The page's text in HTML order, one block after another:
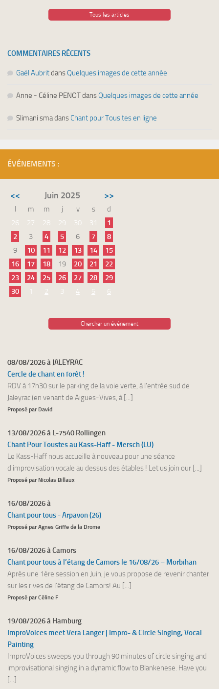
Tous les articles
COMMENTAIRES RÉCENTS
Gaël Aubritdans Quelques images de cette année
Anne - Céline PENOTdans Quelques images de cette année
Slimani smadans Chant pour Tous.tes en ligne
ÉVÉNEMENTS :
<< Juin 2025 >>
l m m j v s
d
26
27 28 29 30 31
1
2
3 4 5 6 7
8
9
10 11 12 13 14
15
16
17 18 19 20 21
22
23
24 25 26 27 28
29
30
1 2 3 4 5 6
Chercher un événement
08/08/2026 à JALEYRAC
Cercle de chant en forêt !
RDV à 17h30 sur le parking de la voie verte, à l'entrée sud de
Jaleyrac (en venant de Aigues-Vives, à [...]
Proposé par David
13/08/2026 à L-7540 Rollingen
Chant Pour Toustes au Kass-Haff - Mersch (LU)
Le Kass-Haff nous accueille à nouveau pour une séance
d'improvisation vocale au dessus des étables ! Let us join our [...]
Proposé par Nicolas Billaux
16/08/2026 à
Chant pour tous - Arpavon (26)
Proposé par Agnes Griffe de la Drome
16/08/2026 à Camors
Chant pour tous à l’étang de Camors le 16/08/26 – Morbihan
Après une 1ère session en Juin, je vous propose de revenir chanter
sur les rives de l’étang de Camors! Au [...]
Proposé par Céline F
19/08/2026 à Hamburg
ImproVoices meet Vera Langer | Impro- & Circle Singing, Vocal
Painting
ImproVoices sweeps you through 90 minutes of circle singing and
improvisational singing in a dynamic flow to Blankenese. Have you
[...]